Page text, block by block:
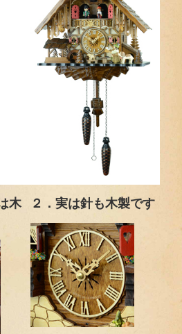
木
２．実は針も木製です